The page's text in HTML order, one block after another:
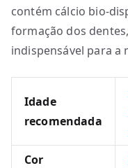
contém cálcio bio-
formação dos
indispensável para a
Idade
recomendada
Cor